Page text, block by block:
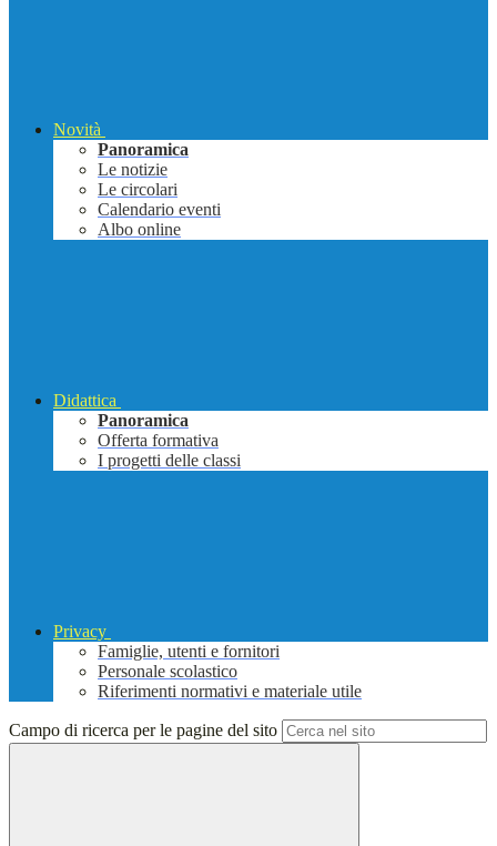
Novità
Panoramica
Le notizie
Le circolari
Calendario eventi
Albo online
Didattica
Panoramica
Offerta formativa
I progetti delle classi
Privacy
Famiglie, utenti e fornitori
Personale scolastico
Riferimenti normativi e materiale utile
Campo di ricerca per le pagine del sito